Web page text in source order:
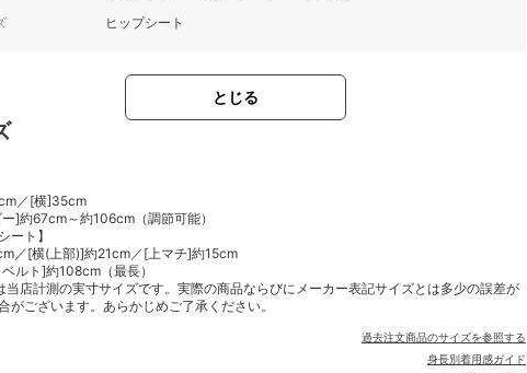
ヒップシート
とじる
／[横]35cm
]約67cm～約106cm（調節可能）
ート】
／[横(上部)]約21cm／[上マチ]約15cm
ルト]約108cm（最長）
当店計測の実寸サイズです。実際の商品ならびにメーカー表記サイズとは多少の誤差が
がございます。あらかじめご了承ください。
過去注文商品のサイズを参照する
身長別着用感ガイド